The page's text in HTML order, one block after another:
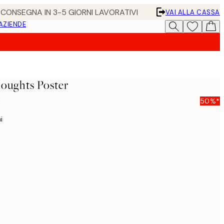
IN 3-5 GIORNI LAVORATIVI
VAI ALLA CASSA
Poster
50%*